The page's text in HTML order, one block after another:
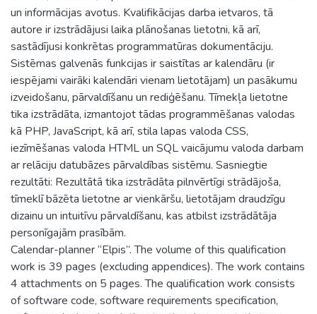
un informācijas avotus. Kvalifikācijas darba ietvaros, tā
autore ir izstrādājusi laika plānošanas lietotni, kā arī,
sastādījusi konkrētas programmatūras dokumentāciju.
Sistēmas galvenās funkcijas ir saistītas ar kalendāru (ir
iespējami vairāki kalendāri vienam lietotājam) un pasākumu
izveidošanu, pārvaldīšanu un rediģēšanu. Tīmekļa lietotne
tika izstrādāta, izmantojot tādas programmēšanas valodas
kā PHP, JavaScript, kā arī, stila lapas valoda CSS,
iezīmēšanas valoda HTML un SQL vaicājumu valoda darbam
ar relāciju datubāzes pārvaldības sistēmu. Sasniegtie
rezultāti: Rezultātā tika izstrādāta pilnvērtīgi strādājoša,
tīmeklī bāzēta lietotne ar vienkāršu, lietotājam draudzīgu
dizainu un intuitīvu pārvaldīšanu, kas atbilst izstrādātāja
personīgajām prasībām.
Calendar-planner “Elpis”. The volume of this qualification
work is 39 pages (excluding appendices). The work contains
4 attachments on 5 pages. The qualification work consists
of software code, software requirements specification,